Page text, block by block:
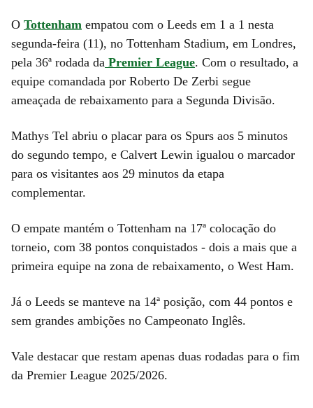
O Tottenham empatou com o Leeds em 1 a 1 nesta
segunda-feira (11), no Tottenham Stadium, em Londres,
pela 36ª rodada da Premier League. Com o resultado, a
equipe comandada por Roberto De Zerbi segue
ameaçada de rebaixamento para a Segunda Divisão.
Mathys Tel abriu o placar para os Spurs aos 5 minutos
do segundo tempo, e Calvert Lewin igualou o marcador
para os visitantes aos 29 minutos da etapa
complementar.
O empate mantém o Tottenham na 17ª colocação do
torneio, com 38 pontos conquistados - dois a mais que a
primeira equipe na zona de rebaixamento, o West Ham.
Já o Leeds se manteve na 14ª posição, com 44 pontos e
sem grandes ambições no Campeonato Inglês.
Vale destacar que restam apenas duas rodadas para o fim
da Premier League 2025/2026.